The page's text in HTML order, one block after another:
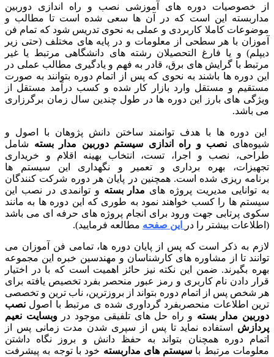
خصوصیات دوره های آموزشی نصب و راه اندازی دوربین
این است که در آن ها سعی شده است تا مطالب و
کاملا کاربردی و عملی به نحوی تدریس شود که تمام فن
با هر سطحی از معلومات و در پایه های مختلف (حتی زیر
و یا فارغ التحصیلان رشته های دانشگاهی مرتبط یا غیر
با گرایش های برق، قادر به فهم و یادگیری مطالب عملی در
دوره ها باشند به نحوی که پس از اتمام دوره بتوانند به صورت
و مستقل وارد بازار کار شده و کسب درآمد مستقل از
های بارز این دوره ها در طول چندین سال زمان برگرزاری
باشد.
دوره ها با هدف توانمند ساختن دانش پژوهان با اصول و
نصب و راه اندازی سیستم دوربین مدار بستهشامل
نصب و اجرا، تست، انتخاب بهینه اقلام و خریداری
بهره برداری و تعمیر و نگهداری این سیستم ها
ریزی شده است. همچنین در پایان هر دوره شرکت کنندگان
توانایی مدیریت پروژه هایمدار بستهو توانمدی در نصب این
ها را کسب خواهند نمود به طوری که این دوره ها به مانند
پرتابی جهت ورود برای انجام پروژه های حرفه ای می باشد
بیشتر را در
این صفحهمطالعه فرمایید).
به ذکر است که پس از پایان دوره ها، تمامی فن آموزان می
تا از مشاوره های کارشناسان و مهندسین خبره این مجموعه
بگیرند. ضمن این نکته نیز حائز اهمیت است که با در اختیار
دادن نام کاربری و رمز عبور منحصر بفرد تخصیص یافته برای
شخص پس از اتمام دوره بتواند از بروزترین، ناب ترین و تخصصی
اطلاعات منحصربفرد گرداوری شده ی مرتبط با اصولنصب
مدار بستهو راه حل های تلفیقی موجود دروبسایت نعیم
استفاده نماید تا پس از سپری شدن مدت زمانی پس از
دوره همچنان بتواند به حفظ دانش و بروز نگاه داشتن
مرتبط با سیستم های مداربستهخود با توجه به پیشرفت